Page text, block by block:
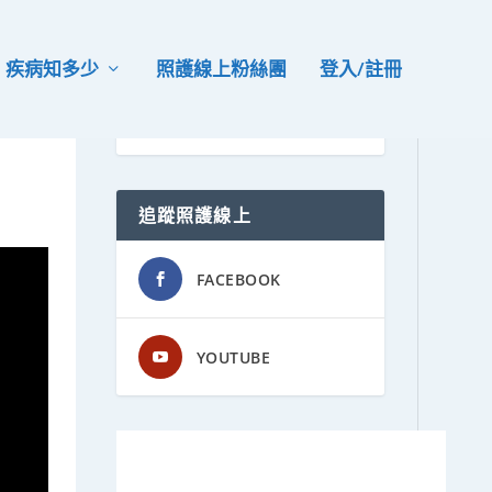
疾病知多少 照護線上粉絲團 登入/註冊
追蹤照護線上
FACEBOOK
YOUTUBE